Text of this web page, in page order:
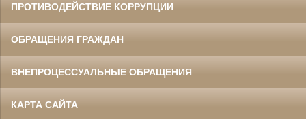
ПРОТИВОДЕЙСТВИЕ КОРРУПЦИИ
ОБРАЩЕНИЯ ГРАЖДАН
ВНЕПРОЦЕССУАЛЬНЫЕ ОБРАЩЕНИЯ
КАРТА САЙТА